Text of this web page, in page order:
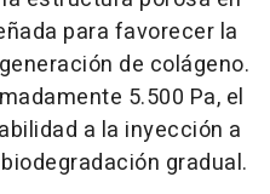
para favorecer la
de colágeno.
5.500 Pa, el
a la inyección a
gradual.